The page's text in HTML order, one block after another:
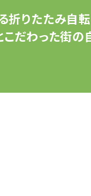
折りたたみ自
こだわった街の